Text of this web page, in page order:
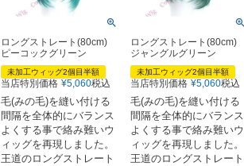
ロングストレート(80cm)
ピーコックグリーン
未加工ウィッグ2個目半額
当店特別価格 ¥5,060税込
毛(みの毛)を縫い付ける
間隔を全体的にバランス
よくする事で絡み難いウ
ィッグを再現しました。
王道のロングストレート
ロングストレート(80cm)
ジャングルグリーン
未加工ウィッグ2個目半額
当店特別価格 ¥5,060税込
毛(みの毛)を縫い付ける
間隔を全体的にバランス
よくする事で絡み難いウ
ィッグを再現しました。
王道のロングストレート